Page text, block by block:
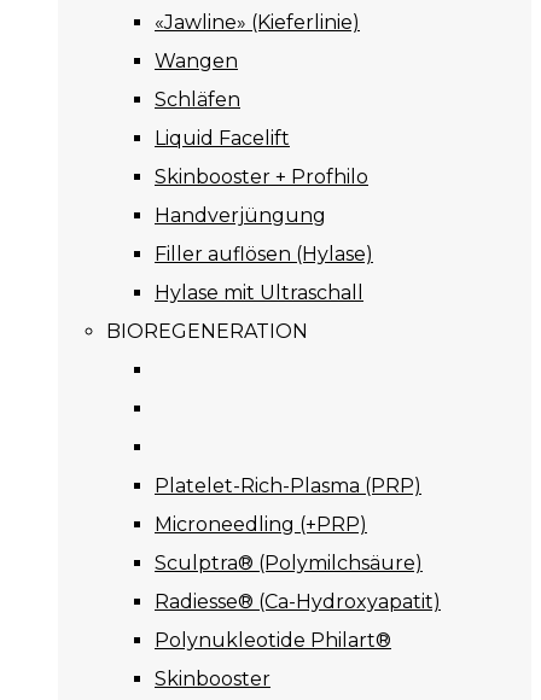
«Jawline» (Kieferlinie)
Wangen
Schläfen
Liquid Facelift
Skinbooster + Profhilo
Handverjüngung
Filler auflösen (Hylase)
Hylase mit Ultraschall
BIOREGENERATION
Platelet-Rich-Plasma (PRP)
Microneedling (+PRP)
Sculptra® (Polymilchsäure)
Radiesse® (Ca-Hydroxyapatit)
Polynukleotide Philart®
Skinbooster